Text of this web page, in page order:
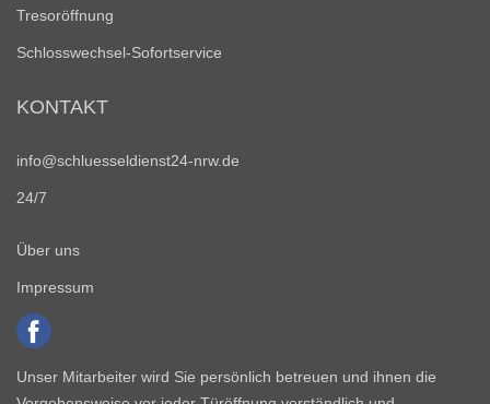
Tresoröffnung
Schlosswechsel-Sofortservice
KONTAKT
info@schluesseldienst24-nrw.de
24/7
Über uns
Impressum
Unser Mitarbeiter wird Sie persönlich betreuen und ihnen die